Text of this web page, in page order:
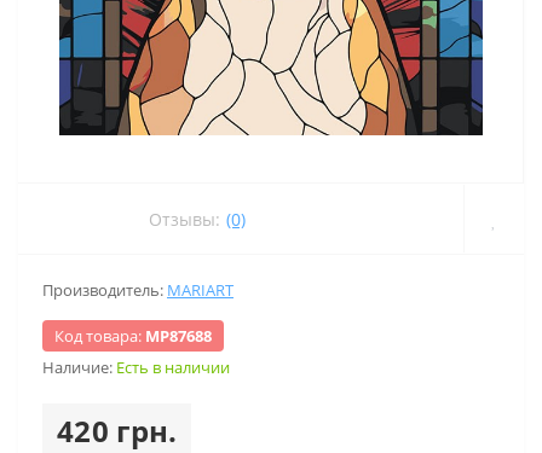
Отзывы: (0)
Производитель: MARIART
Код товара: МР87688
Наличие: Есть в наличии
420 грн.